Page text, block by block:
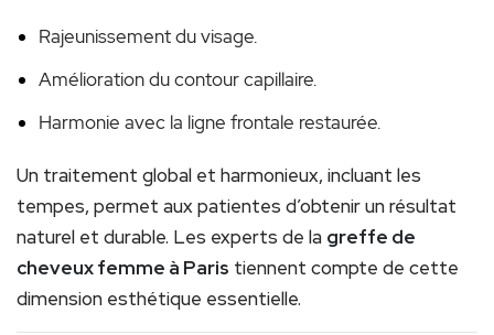
Rajeunissement du visage.
Amélioration du contour capillaire.
Harmonie avec la ligne frontale restaurée.
Un traitement global et harmonieux, incluant les
tempes, permet aux patientes d’obtenir un résultat
naturel et durable. Les experts de la greffe de
cheveux femme à Paris tiennent compte de cette
dimension esthétique essentielle.